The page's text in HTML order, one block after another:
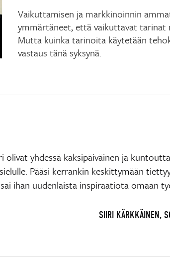
Vaikuttamisen ja markkinoinnin
ymmärtäneet, että vaikuttavat tarinat
Mutta kuinka tarinoita käytetään
vastaus tänä syksynä.
olivat yhdessä kaksipäiväinen ja
Pääsi kerrankin keskittymään
ihan uudenlaista inspiraatiota omaan
SIIRI KÄRKKÄINEN,